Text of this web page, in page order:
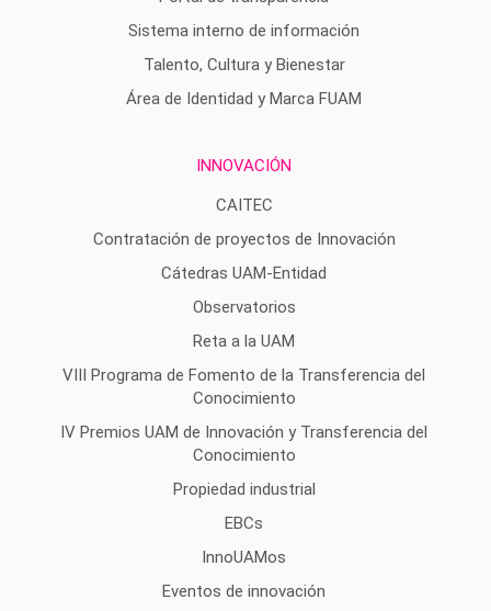
Sistema interno de información
Talento, Cultura y Bienestar
Área de Identidad y Marca FUAM
INNOVACIÓN
CAITEC
Contratación de proyectos de Innovación
Cátedras UAM-Entidad
Observatorios
Reta a la UAM
VIII Programa de Fomento de la Transferencia del
Conocimiento
IV Premios UAM de Innovación y Transferencia del
Conocimiento
Propiedad industrial
EBCs
InnoUAMos
Eventos de innovación